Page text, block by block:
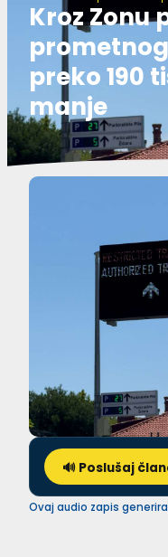
Kroz Zonu
preko 190
manje
🔊 Poslušaj
Ovaj audio zapis